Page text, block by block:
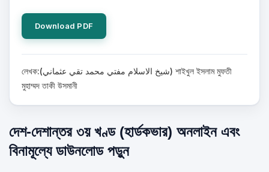
Download PDF
লেখক:(شيخ الاسلام مفتي محمد تقي عثماني) শাইখুল ইসলাম মুফতী
মুহাম্মদ তাকী উসমানী
দেশ-দেশান্তর ৩য় খণ্ড (হার্ডকভার) অনলাইন এবং
বিনামূল্যে ডাউনলোড পড়ুন